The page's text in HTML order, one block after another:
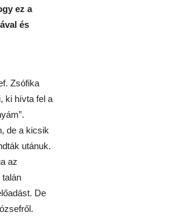
ez a
és
Zsófika
ki hívta fel a
de a kicsik
utánuk.
az
De